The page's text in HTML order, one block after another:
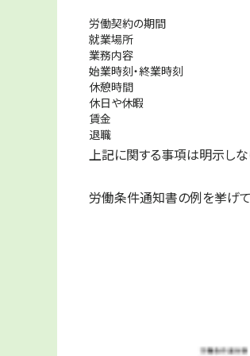
労働契約の期間
就業場所
業務内容
始業時刻・終業時刻
休憩時間
休日や休暇
賃金
退職
上記に関する事項は明示し
労働条件通知書の例を挙げて